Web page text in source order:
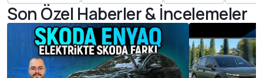
Son Özel Haberler & İncelemeler